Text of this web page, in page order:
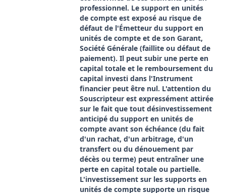
professionnel. Le support en unités
de compte est exposé au risque de
défaut de l'Émetteur du support en
unités de compte et de son Garant,
Société Générale (faillite ou défaut de
paiement). Il peut subir une perte en
capital totale et le remboursement du
capital investi dans l'Instrument
financier peut être nul. L'attention du
Souscripteur est expressément attirée
sur le fait que tout désinvestissement
anticipé du support en unités de
compte avant son échéance (du fait
d'un rachat, d'un arbitrage, d'un
transfert ou du dénouement par
décès ou terme) peut entraîner une
perte en capital totale ou partielle.
L'investissement sur les supports en
unités de compte supporte un risque